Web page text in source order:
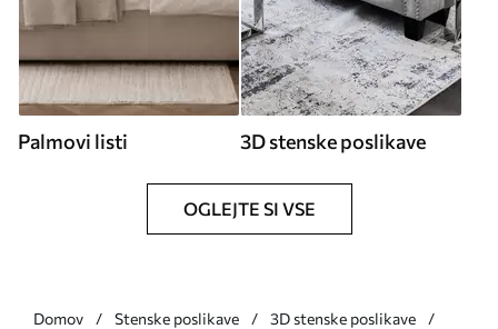
Palmovi listi 3D stenske poslikave
OGLEJTE SI VSE
Domov Stenske poslikave
3D stenske poslikave